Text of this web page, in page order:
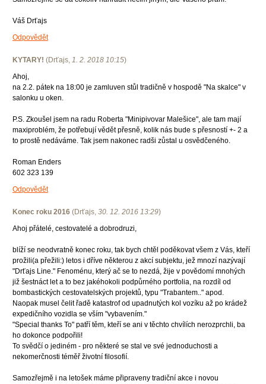
Váš Drťajs
Odpovědět
KYTARY! (Drťajs, 1. 2. 2018 10:15)
Ahoj,
na 2.2. pátek na 18:00 je zamluven stůl tradičně v hospodě "Na skalce" v
salonku u oken.
P.S. Zkoušel jsem na radu Roberta "Minipivovar Malešice", ale tam mají
maxiproblém, že potřebují vědět přesně, kolik nás bude s přesností +- 2 a
to prostě nedáváme. Tak jsem nakonec radši zůstal u osvědčeného.
Roman Enders
602 323 139
Odpovědět
Konec roku 2016 (Drťajs, 30. 12. 2016 13:29)
Ahoj přátelé, cestovatelé a dobrodruzi,
blíží se neodvratně konec roku, tak bych chtěl poděkovat všem z Vás, kteří
prožili(a přežili:) letos i dříve některou z akcí subjektu, jež mnozí nazývají
"Drťajs Line." Fenoménu, který ač se to nezdá, žije v povědomí mnohých
již šestnáct let a to bez jakéhokoli podpůrného portfolia, na rozdíl od
bombastických cestovatelských projektů, typu "Trabantem.." apod.
Naopak musel čelit řadě katastrof od upadnutých kol vozíku až po krádež
expedičního vozidla se vším "vybavením."
"Special thanks To" patří těm, kteří se ani v těchto chvílích nerozprchli, ba
ho dokonce podpořili!
To svědčí o jediném - pro některé se stal ve své jednoduchosti a
nekomerčnosti téměř životní filosofií.
Samozřejmě i na letošek máme připraveny tradiční akce i novou